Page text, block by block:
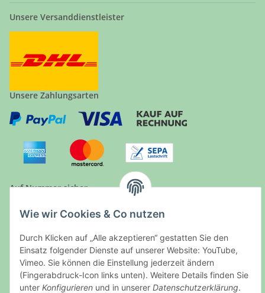
Wie wir Cookies & Co nutzen
Durch Klicken auf „Alle akzeptieren“ gestatten Sie den
Einsatz folgender Dienste auf unserer Website: YouTube,
Vimeo. Sie können die Einstellung jederzeit ändern
(Fingerabdruck-Icon links unten). Weitere Details finden Sie
unter Konfigurieren und in unserer Datenschutzerklärung.
Unsere Versanddienstleister
Unsere Zahlungsarten
Auf Nummer sicher
Ein Partnershop der